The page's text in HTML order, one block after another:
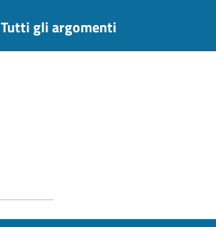
Tutti gli argomenti